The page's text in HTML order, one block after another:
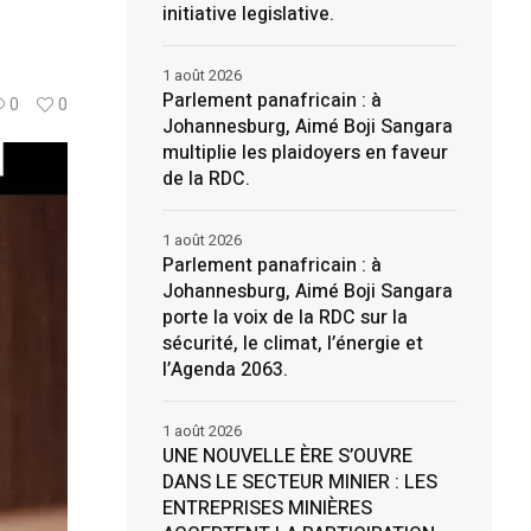
0 0
initiative legislative.
Parlement panafricain : à
Johannesburg, Aimé Boji Sangara
multiplie les plaidoyers en faveur
de la RDC.
1 août 2026
Parlement panafricain : à
Johannesburg, Aimé Boji Sangara
porte la voix de la RDC sur la
sécurité, le climat, l’énergie et
l’Agenda 2063.
1 août 2026
UNE NOUVELLE ÈRE S’OUVRE
DANS LE SECTEUR MINIER : LES
ENTREPRISES MINIÈRES
1 août 2026